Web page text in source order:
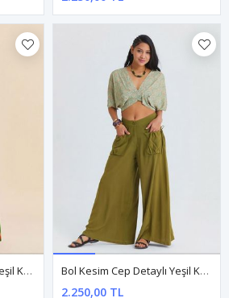
Bol Kesim Cep Detaylı Yeşil Kadın Otantik Pantolon Bol Kesim Cep Detaylı Yeşil Kadın Salaş Pantolon
2.250,00 TL